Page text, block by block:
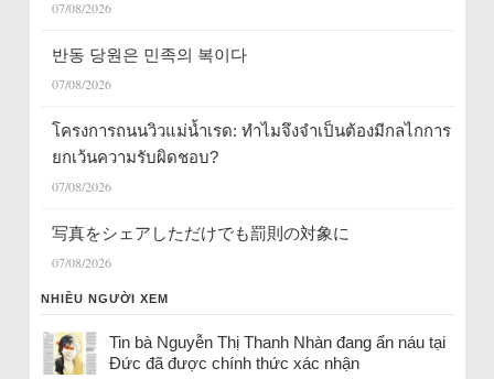
07/08/2026
반동 당원은 민족의 복이다
07/08/2026
โครงการถนนวิวแม่น้ำเรด: ทำไมจึงจำเป็นต้องมีกลไกการ
ยกเว้นความรับผิดชอบ?
07/08/2026
写真をシェアしただけでも罰則の対象に
07/08/2026
NHIỀU NGƯỜI XEM
Tin bà Nguyễn Thị Thanh Nhàn đang ẩn náu tại
Đức đã được chính thức xác nhận